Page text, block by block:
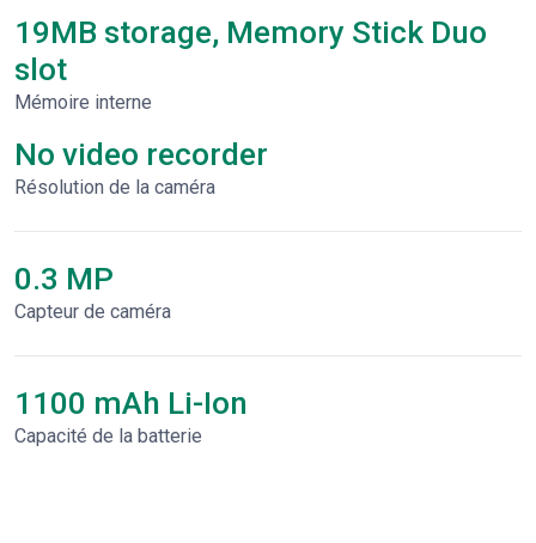
19MB storage, Memory Stick Duo
slot
Mémoire interne
No video recorder
Résolution de la caméra
0.3 MP
Capteur de caméra
1100 mAh Li-Ion
Capacité de la batterie